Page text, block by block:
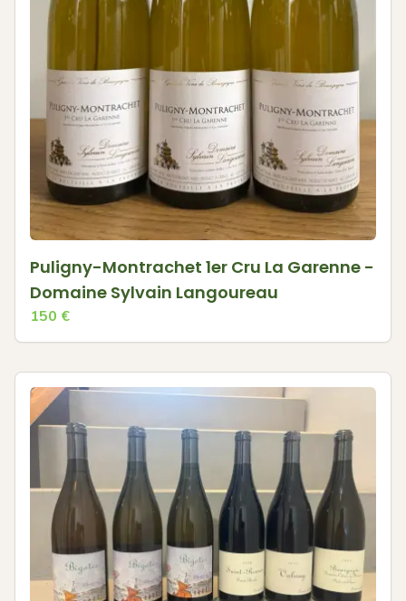
Puligny-Montrachet 1er Cru La Garenne -
Domaine Sylvain Langoureau
150 €